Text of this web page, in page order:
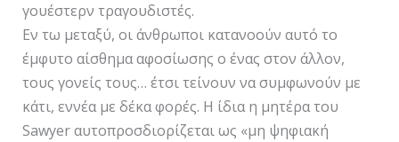
γουέστερν τραγουδιστές.
Εν τω μεταξύ, οι άνθρωποι κατανοούν αυτό το
έμφυτο αίσθημα αφοσίωσης ο ένας στον άλλον,
τους γονείς τους… έτσι τείνουν να συμφωνούν με
κάτι, εννέα με δέκα φορές. Η ίδια η μητέρα του
Sawyer αυτοπροσδιορίζεται ως «μη ψηφιακή